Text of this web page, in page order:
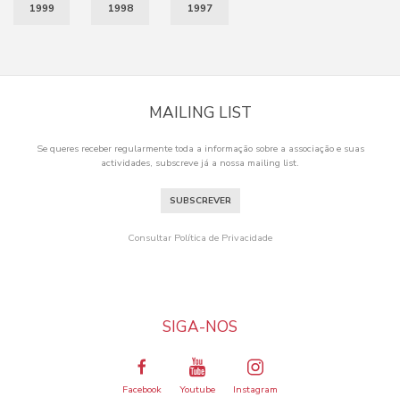
1999 1998 1997
MAILING LIST
Se queres receber regularmente toda a informação sobre a associação e suas
actividades, subscreve já a nossa mailing list.
SUBSCREVER
Consultar Política de Privacidade
SIGA-NOS
Facebook Youtube Instagram